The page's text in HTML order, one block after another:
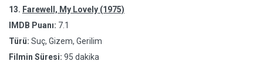
13. Farewell, My Lovely (1975)
IMDB Puanı: 7.1
Türü: Suç, Gizem, Gerilim
Filmin Süresi: 95 dakika